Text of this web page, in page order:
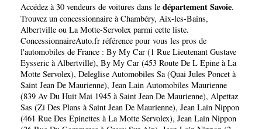
Accédez à 30 vendeurs de voitures dans le département Savoie.
Trouvez un concessionnaire àChambéry, Aix-les-Bains,
Albertville ou La Motte-Servolex parmi cette liste.
ConcessionnaireAuto.fr référence pour vous les pros de
l'automobiles de France : By My Car (1 Rue Lieutenant Gustave
Eysseric à Albertville), By My Car (453 Route De L Epine à La
Motte Servolex), Deleglise Automobiles Sa (Quai Jules Poncet à
Saint Jean De Maurienne), Jean Lain Automobiles Maurienne
(839 Av Du Huit Mai 1945 à Saint Jean De Maurienne), Alpettaz
Sas (Zi Des Plans à Saint Jean De Maurienne), Jean Lain Nippon
(461 Rue Des Epinettes à La Motte Servolex), Jean Lain Nippon